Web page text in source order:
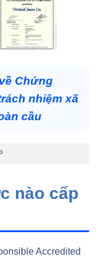
Chứng
nhiệm xã
cầu
nào cấp
Accredited